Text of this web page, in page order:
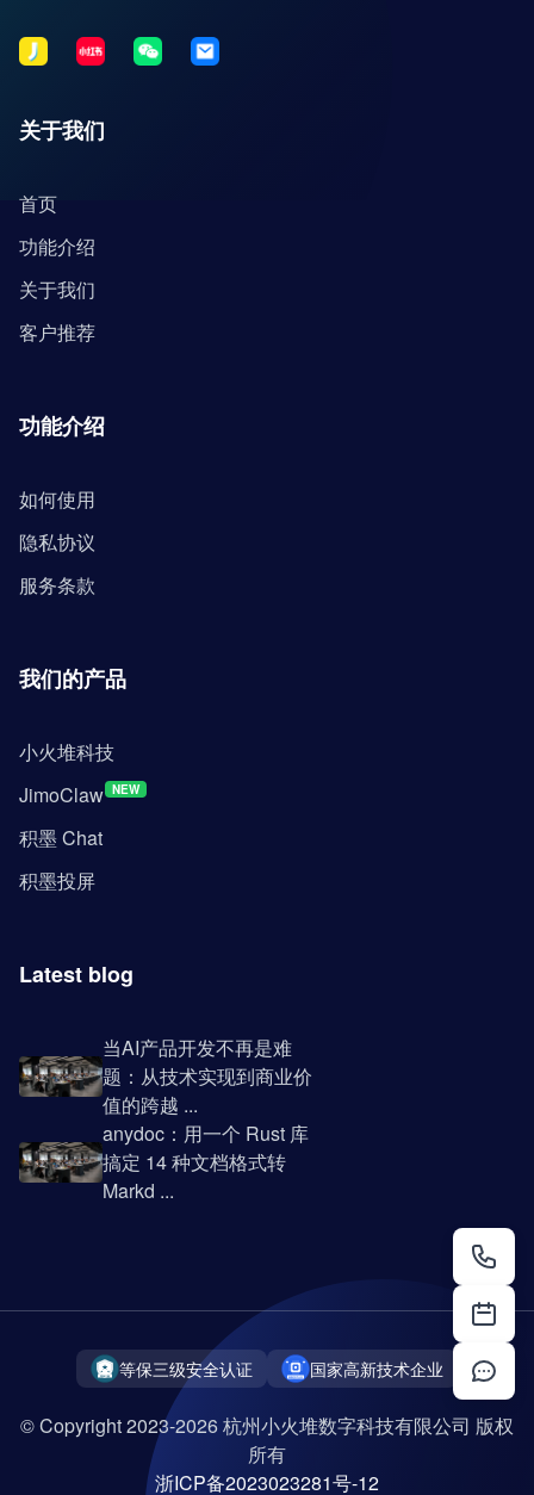
关于我们
首页
功能介绍
关于我们
客户推荐
功能介绍
如何使用
隐私协议
服务条款
我们的产品
小火堆科技
JimoClaw NEW
积墨 Chat
积墨投屏
Latest blog
当AI产品开发不再是难
题：从技术实现到商业价
值的跨越 ...
anydoc：用一个 Rust 库
搞定 14 种文档格式转
Markd ...
等保三级安全认证 国家高新技术企业
© Copyright 2023-2026 杭州小火堆数字科技有限公司 版权
所有
浙ICP备2023023281号-12